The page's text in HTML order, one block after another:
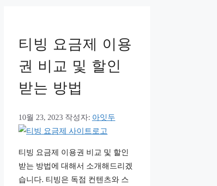
티빙 요금제 이용
권 비교 및 할인
받는 방법
10월 23, 2023 작성자: 아잇두
티빙 요금제 이용권 비교 및 할인
받는 방법에 대해서 소개해드리겠
습니다. 티빙은 독점 컨텐츠와 스